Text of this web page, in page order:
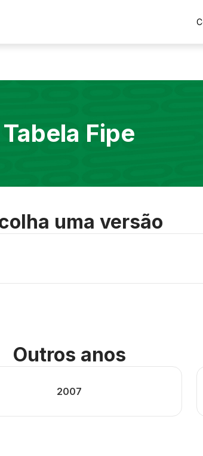
Tabela Fipe
uma versão
Outros anos
2007